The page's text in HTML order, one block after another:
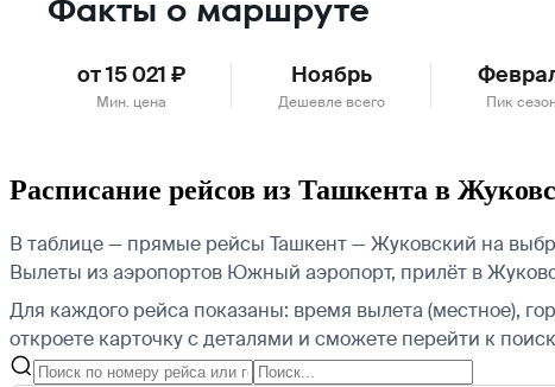
Факты о маршруте
от 15 021 ₽
Мин. цена
Ноябрь
Дешевле всего Пик
Расписание рейсов из Ташкента в
В таблице — прямые рейсы Ташкент — Жуковский на
Вылеты из аэропортов Южный аэропорт, прилёт в
Для каждого рейса показаны: время вылета (местное),
откроете карточку с деталями и сможете перейти к